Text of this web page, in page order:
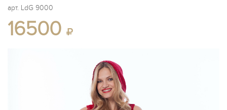
арт. LdG 9000
16500